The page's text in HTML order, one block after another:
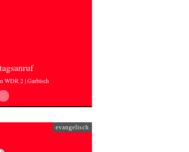
WDR 2 | Garbisch
evangelisch